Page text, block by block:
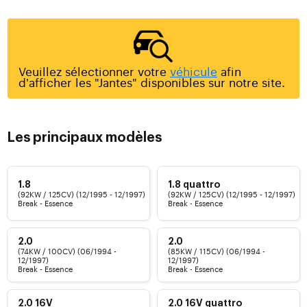
Veuillez sélectionner votre véhicule afin
d'afficher les "Jantes" disponibles sur notre site.
Les principaux modèles
1.8
(92KW / 125CV) (12/1995 - 12/1997)
Break - Essence
1.8 quattro
(92KW / 125CV) (12/1995 - 12/1997)
Break - Essence
2.0
(74KW / 100CV) (06/1994 -
12/1997)
Break - Essence
2.0
(85KW / 115CV) (06/1994 -
12/1997)
Break - Essence
2.0 16V 2.0 16V quattro